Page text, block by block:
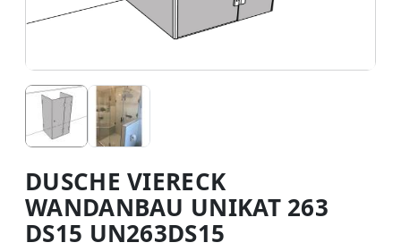
DUSCHE VIERECK
WANDANBAU UNIKAT 263
DS15 UN263DS15